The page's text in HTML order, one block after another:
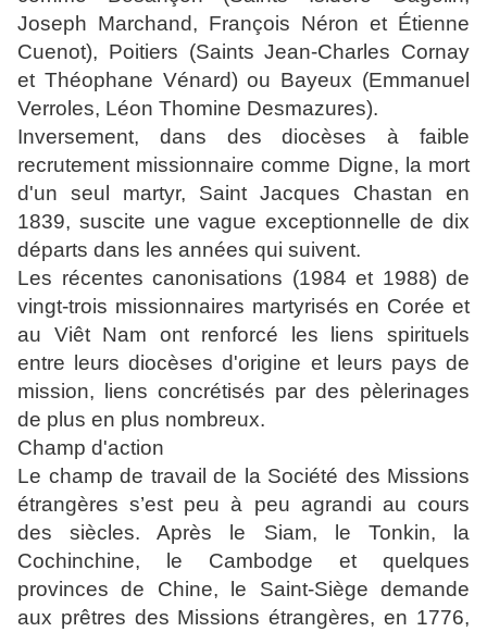
Joseph Marchand, François Néron et Étienne
Cuenot), Poitiers (Saints Jean-Charles Cornay
et Théophane Vénard) ou Bayeux (Emmanuel
Verroles, Léon Thomine Desmazures).
Inversement, dans des diocèses à faible
recrutement missionnaire comme Digne, la mort
d'un seul martyr, Saint Jacques Chastan en
1839, suscite une vague exceptionnelle de dix
départs dans les années qui suivent.
Les récentes canonisations (1984 et 1988) de
vingt-trois missionnaires martyrisés en Corée et
au Viêt Nam ont renforcé les liens spirituels
entre leurs diocèses d'origine et leurs pays de
mission, liens concrétisés par des pèlerinages
de plus en plus nombreux.
Champ d'action
Le champ de travail de la Société des Missions
étrangères s’est peu à peu agrandi au cours
des siècles. Après le Siam, le Tonkin, la
Cochinchine, le Cambodge et quelques
provinces de Chine, le Saint-Siège demande
aux prêtres des Missions étrangères, en 1776,